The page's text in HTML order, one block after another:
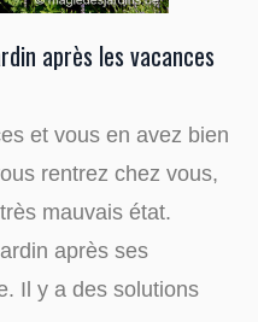
après les vacances
et vous en avez bien
rentrez chez vous,
mauvais état.
après ses
Il y a des solutions